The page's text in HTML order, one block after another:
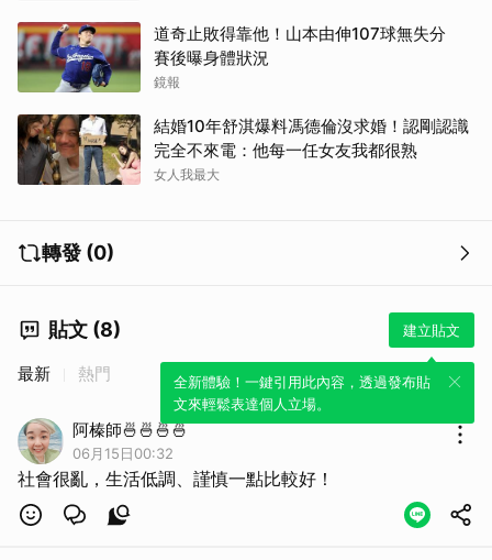
道奇止敗得靠他！山本由伸107球無失分
賽後曝身體狀況
鏡報
結婚10年舒淇爆料馮德倫沒求婚！認剛認識
完全不來電：他每一任女友我都很熟
女人我最大
轉發 (0)
貼文 (8) 建立貼文
全新體驗！一鍵引用此內容，透過發布貼
文來輕鬆表達個人立場。
最新 熱門
阿榛師🍜🍜🍜🍜
06月15日00:32
社會很亂，生活低調、謹慎一點比較好！